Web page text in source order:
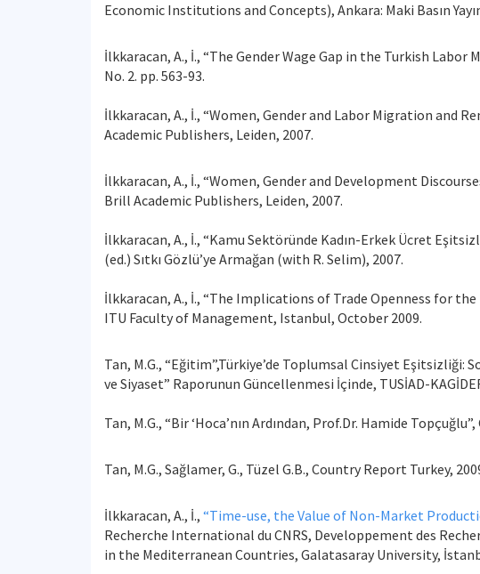
Economic Institutions and Concepts), Ankara: Maki Basın
İlkkaracan, A., İ., “The Gender Wage Gap in the Turkish
No. 2. pp. 563-93.
İlkkaracan, A., İ., “Women, Gender and Labor Migration and
Academic Publishers, Leiden, 2007.
İlkkaracan, A., İ., “Women, Gender and Development
Brill Academic Publishers, Leiden, 2007.
İlkkaracan, A., İ., “Kamu Sektöründe Kadın-Erkek Ücret
(ed.) Sıtkı Gözlü’ye Armağan (with R. Selim), 2007.
İlkkaracan, A., İ., “The Implications of Trade Openness for
ITU Faculty of Management, Istanbul, October 2009.
Tan, M.G., “Eğitim”,Türkiye’de Toplumsal Cinsiyet Eşitsizliği:
ve Siyaset” Raporunun Güncellenmesi İçinde, TUSİAD-
Tan, M.G., “Bir ‘Hoca’nın Ardından, Prof.Dr. Hamide
Tan, M.G., Sağlamer, G., Tüzel G.B., Country Report Turkey,
İlkkaracan, A., İ., “Time-use, the Value of Non-Market
Recherche International du CNRS, Developpement des
in the Mediterranean Countries, Galatasaray University,